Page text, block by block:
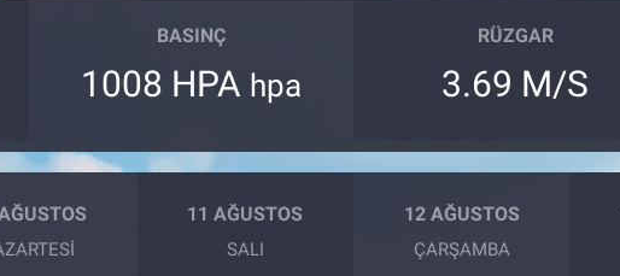
BASINÇ
1008 HPA hpa
RÜZGAR
3.69 M/S
11 AĞUSTOS
SALI
12 AĞUSTOS
ÇARŞAMBA